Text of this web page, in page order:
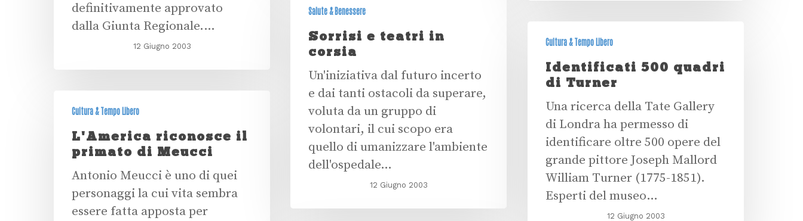
definitivamente approvato
dalla Giunta Regionale.…
12 Giugno 2003
Salute & Benessere
Sorrisi e teatri in
corsia
Un'iniziativa dal futuro incerto
e dai tanti ostacoli da superare,
voluta da un gruppo di
volontari, il cui scopo era
quello di umanizzare l'ambiente
dell'ospedale…
12 Giugno 2003
Cultura & Tempo Libero
Identificati 500 quadri
di Turner
Una ricerca della Tate Gallery
di Londra ha permesso di
identificare oltre 500 opere del
grande pittore Joseph Mallord
William Turner (1775-1851).
Esperti del museo…
12 Giugno 2003
Cultura & Tempo Libero
L'America riconosce il
primato di Meucci
Antonio Meucci è uno di quei
personaggi la cui vita sembra
essere fatta apposta per